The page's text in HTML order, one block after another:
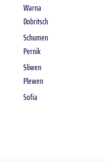
Warna
Dobritsch
Schumen
Pernik
Sliwen
Plewen
Sofia